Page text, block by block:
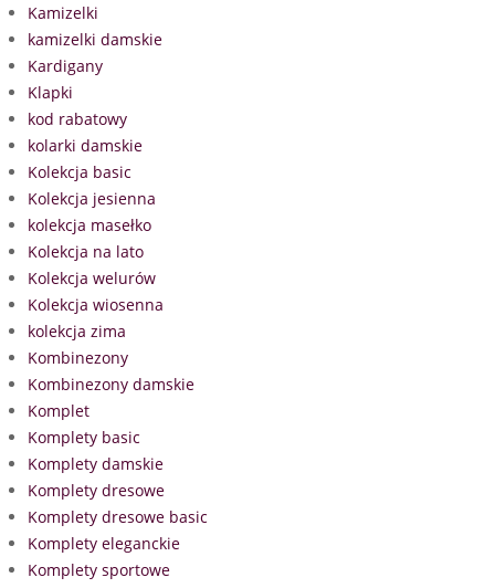
Kamizelki
kamizelki damskie
Kardigany
Klapki
kod rabatowy
kolarki damskie
Kolekcja basic
Kolekcja jesienna
kolekcja masełko
Kolekcja na lato
Kolekcja welurów
Kolekcja wiosenna
kolekcja zima
Kombinezony
Kombinezony damskie
Komplet
Komplety basic
Komplety damskie
Komplety dresowe
Komplety dresowe basic
Komplety eleganckie
Komplety sportowe